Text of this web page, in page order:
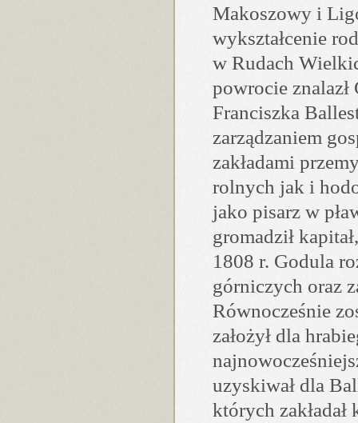
Makoszowy i
wykształcenie
w Rudach
powrocie
Franciszka
zarządzaniem
zakładami
rolnych jak i
jako pisarz w
gromadził
1808 r. Godula
górniczych oraz
Równocześnie
założył dla
uzyskiwał dla
których